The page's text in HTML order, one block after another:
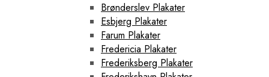
Brønderslev Plakater
Esbjerg Plakater
Farum Plakater
Fredericia Plakater
Frederiksberg Plakater